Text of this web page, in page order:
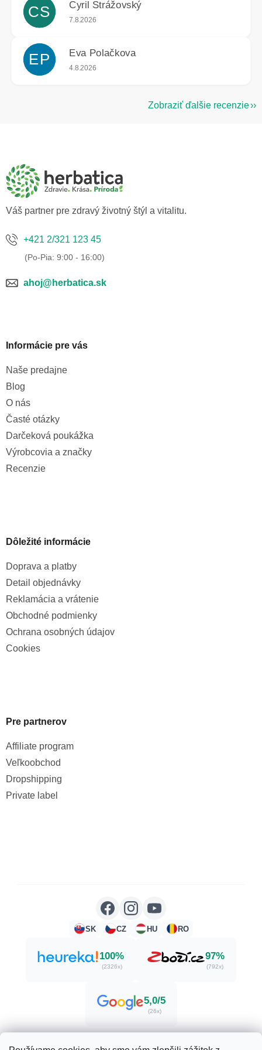
CS Cyril Strážovský
Hodnotenie obchodu je 5 z 5 hviezdičiek.
7.8.2026
EP Eva Polačkova
Hodnotenie obchodu je 5 z 5 hviezdičiek.
4.8.2026
Zobraziť ďalšie recenzie
Váš partner pre zdravý životný štýl a vitalitu.
+421 2/321 123 45
ahoj@herbatica.sk
Informácie pre vás
Naše predajne
Blog
O nás
Časté otázky
Darčeková poukážka
Výrobcovia a značky
Recenzie
Dôležité informácie
Doprava a platby
Detail objednávky
Reklamácia a vrátenie
Obchodné podmienky
Ochrana osobných údajov
Cookies
Pre partnerov
Affiliate program
Veľkoobchod
Dropshipping
Private label
SK CZ HU RO
100%
(2326x)
97%
(792x)
5,0/5
(26x)